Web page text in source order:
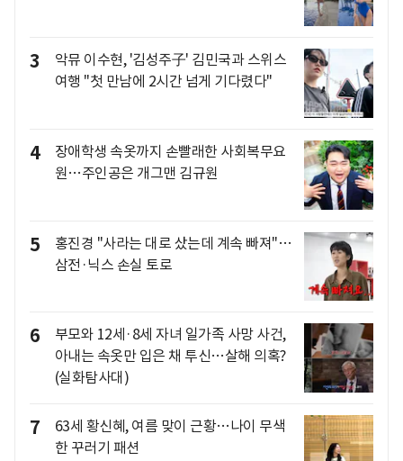
3
악뮤 이수현, '김성주子' 김민국과 스위스
여행 "첫 만남에 2시간 넘게 기다렸다"
4
장애학생 속옷까지 손빨래한 사회복무요
원…주인공은 개그맨 김규원
5
홍진경 "사라는 대로 샀는데 계속 빠져"…
삼전·닉스 손실 토로
6
부모와 12세·8세 자녀 일가족 사망 사건,
아내는 속옷만 입은 채 투신…살해 의혹?
(실화탐사대)
7
63세 황신혜, 여름 맞이 근황…나이 무색
한 꾸러기 패션